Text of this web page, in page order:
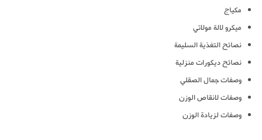
مكياج
ميكرو لالة مولاتي
نصائح التغذية السليمة
نصائح ديكورات منزلية
وصفات جمال الصقلي
وصفات لانقاص الوزن
وصفات لزيادة الوزن